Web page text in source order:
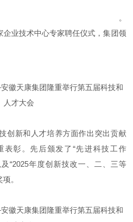
。
企业技术中心专家聘任仪式，集团领
创新和人才培养方面作出突出贡献
表彰。先后颁发了“先进科技工作
“2025年度创新技改一、二、三等
。